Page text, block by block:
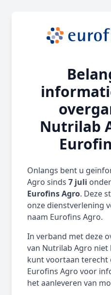
Nutrilab
Onlangs bent u
Agro sinds 7 juli
Eurofins Agro. Deze
onze dienstverlening
naam Eurofins Agro.
In verband met deze
van Nutrilab Agro niet
kunt voortaan terecht
Eurofins Agro voor
het aanleveren van